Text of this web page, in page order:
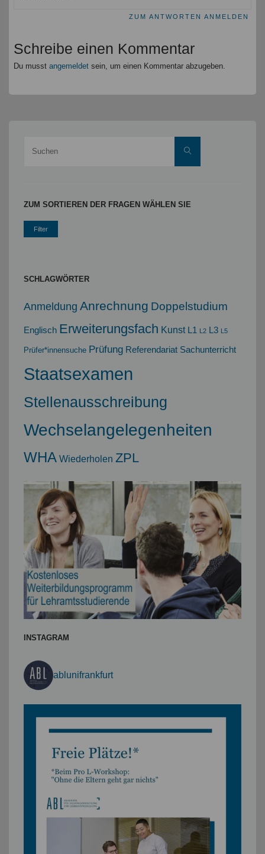
ZUM ANTWORTEN ANMELDEN
Schreibe einen Kommentar
Du musstangemeldet sein, um einen Kommentar abzugeben.
Suchen
ZUM SORTIEREN DER FRAGEN WÄHLEN SIE
SCHLAGWÖRTER
Anmeldung Anrechnung Doppelstudium
Englisch Erweiterungsfach Kunst L1 L2 L3 L5
Prüfer*innensuche Prüfung Referendariat Sachunterricht
Staatsexamen
Stellenausschreibung
Wechselangelegenheiten
WHA Wiederholen ZPL
INSTAGRAM
ablunifrankfurt